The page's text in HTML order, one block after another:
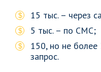
15 тыс. – через
5 тыс. – по СМС;
150, но не более
запрос.